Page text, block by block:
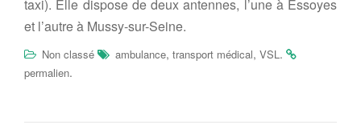
taxi). Elle dispose de deux antennes, l’une à Essoyes
et l’autre à Mussy-sur-Seine.
Non classé ambulance, transport médical, VSL.
permalien.